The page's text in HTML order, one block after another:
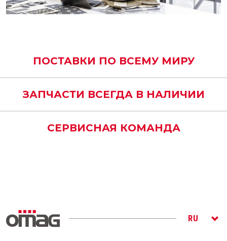
ПОСТАВКИ ПО ВСЕМУ МИРУ
ЗАПЧАСТИ ВСЕГДА В НАЛИЧИИ
СЕРВИСНАЯ КОМАНДА
RU